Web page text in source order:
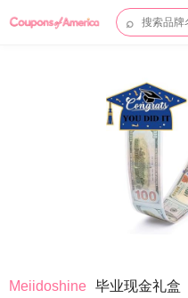
⌕
Meiidoshine 毕业现金礼盒